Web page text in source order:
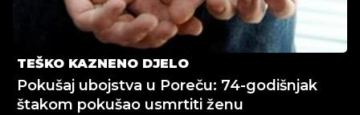
TEŠKO KAZNENO DJELO
Pokušaj ubojstva u Poreču: 74-godišnjak
štakom pokušao usmrtiti ženu